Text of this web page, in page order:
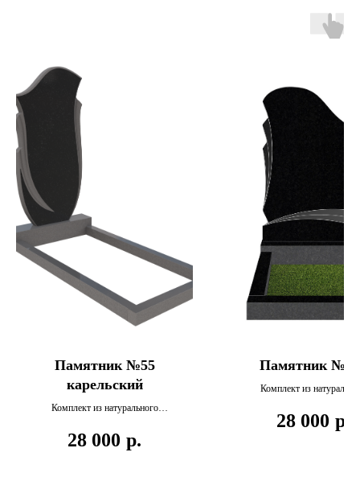
Памятник №55
карельский
Комплект из натурального
в себя стелу, подставку и
28 000 р.
Памятник
Комплект из
в себя стелу, подставку
28 000 р.